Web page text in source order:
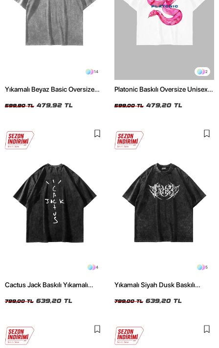
14
Yıkamalı Beyaz Basic Oversize
599,90 TL 479,92 TL
2
Platonic Baskılı Oversize Unisex
599,00 TL 479,20 TL
4
Cactus Jack Baskılı Yıkamalı
799,00 TL 639,20 TL
5
Yıkamalı Siyah Dusk Baskılı
799,00 TL 639,20 TL